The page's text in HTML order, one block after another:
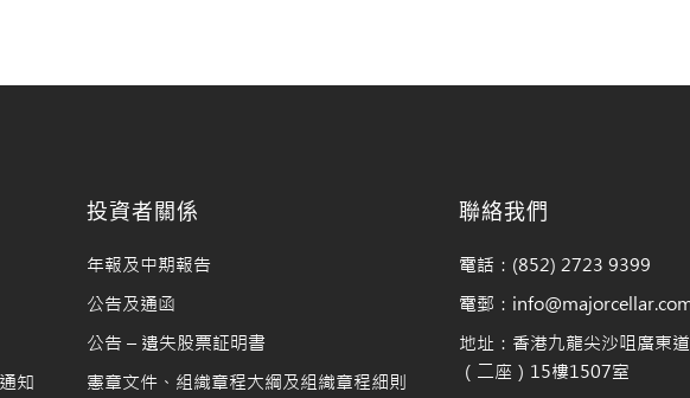
知
投資者關係
年報及中期報告
公告及通函
公告 – 遺失股票証明書
憲章文件、組織章程大綱及組織章程細則
聯絡我們
電話：(852) 2723 9399
電郵：
地址：香港九龍尖沙咀廣東
（二座）15樓1507室